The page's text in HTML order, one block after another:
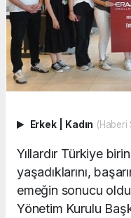
Erkek Kadın (Haberi
Yıllardır Türkiye
yaşadıklarını,
emeğin sonucu
Yönetim Kurulu